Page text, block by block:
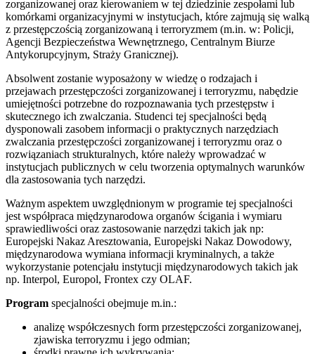
zorganizowanej oraz kierowaniem w tej dziedzinie zespołami lub
komórkami organizacyjnymi w instytucjach, które zajmują się walką
z przestępczością zorganizowaną i terroryzmem (m.in. w: Policji,
Agencji Bezpieczeństwa Wewnętrznego, Centralnym Biurze
Antykorupcyjnym, Straży Granicznej).
Absolwent zostanie wyposażony w wiedzę o rodzajach i
przejawach przestępczości zorganizowanej i terroryzmu, nabędzie
umiejętności potrzebne do rozpoznawania tych przestępstw i
skutecznego ich zwalczania. Studenci tej specjalności będą
dysponowali zasobem informacji o praktycznych narzędziach
zwalczania przestępczości zorganizowanej i terroryzmu oraz o
rozwiązaniach strukturalnych, które należy wprowadzać w
instytucjach publicznych w celu tworzenia optymalnych warunków
dla zastosowania tych narzędzi.
Ważnym aspektem uwzględnionym w programie tej specjalności
jest współpraca międzynarodowa organów ścigania i wymiaru
sprawiedliwości oraz zastosowanie narzędzi takich jak np:
Europejski Nakaz Aresztowania, Europejski Nakaz Dowodowy,
międzynarodowa wymiana informacji kryminalnych, a także
wykorzystanie potencjału instytucji międzynarodowych takich jak
np. Interpol, Europol, Frontex czy OLAF.
Program specjalności obejmuje m.in.:
analizę współczesnych form przestępczości zorganizowanej,
zjawiska terroryzmu i jego odmian;